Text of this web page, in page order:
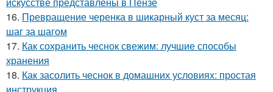
16. Превращение черенка в шикарный куст за месяц:
шаг за шагом
17. Как сохранить чеснок свежим: лучшие способы
хранения
18. Как засолить чеснок в домашних условиях: простая